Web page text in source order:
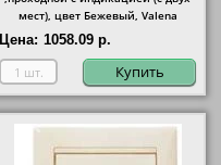
мест), цвет Бежевый, Valena
Цена: 1058.09 р.
Купить